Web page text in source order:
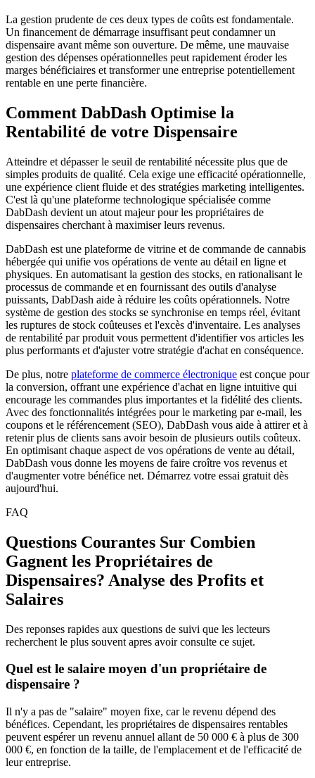
La gestion prudente de ces deux types de coûts est fondamentale.
Un financement de démarrage insuffisant peut condamner un
dispensaire avant même son ouverture. De même, une mauvaise
gestion des dépenses opérationnelles peut rapidement éroder les
marges bénéficiaires et transformer une entreprise potentiellement
rentable en une perte financière.
Comment DabDash Optimise la
Rentabilité de votre Dispensaire
Atteindre et dépasser le seuil de rentabilité nécessite plus que de
simples produits de qualité. Cela exige une efficacité opérationnelle,
une expérience client fluide et des stratégies marketing intelligentes.
C'est là qu'une plateforme technologique spécialisée comme
DabDash devient un atout majeur pour les propriétaires de
dispensaires cherchant à maximiser leurs revenus.
DabDash est une plateforme de vitrine et de commande de cannabis
hébergée qui unifie vos opérations de vente au détail en ligne et
physiques. En automatisant la gestion des stocks, en rationalisant le
processus de commande et en fournissant des outils d'analyse
puissants, DabDash aide à réduire les coûts opérationnels. Notre
système de gestion des stocks se synchronise en temps réel, évitant
les ruptures de stock coûteuses et l'excès d'inventaire. Les analyses
de rentabilité par produit vous permettent d'identifier vos articles les
plus performants et d'ajuster votre stratégie d'achat en conséquence.
De plus, notre plateforme de commerce électronique est conçue pour
la conversion, offrant une expérience d'achat en ligne intuitive qui
encourage les commandes plus importantes et la fidélité des clients.
Avec des fonctionnalités intégrées pour le marketing par e-mail, les
coupons et le référencement (SEO), DabDash vous aide à attirer et à
retenir plus de clients sans avoir besoin de plusieurs outils coûteux.
En optimisant chaque aspect de vos opérations de vente au détail,
DabDash vous donne les moyens de faire croître vos revenus et
d'augmenter votre bénéfice net. Démarrez votre essai gratuit dès
aujourd'hui.
FAQ
Questions Courantes Sur Combien
Gagnent les Propriétaires de
Dispensaires? Analyse des Profits et
Salaires
Des reponses rapides aux questions de suivi que les lecteurs
recherchent le plus souvent apres avoir consulte ce sujet.
Quel est le salaire moyen d'un propriétaire de
dispensaire ?
Il n'y a pas de "salaire" moyen fixe, car le revenu dépend des
bénéfices. Cependant, les propriétaires de dispensaires rentables
peuvent espérer un revenu annuel allant de 50 000 € à plus de 300
000 €, en fonction de la taille, de l'emplacement et de l'efficacité de
leur entreprise.